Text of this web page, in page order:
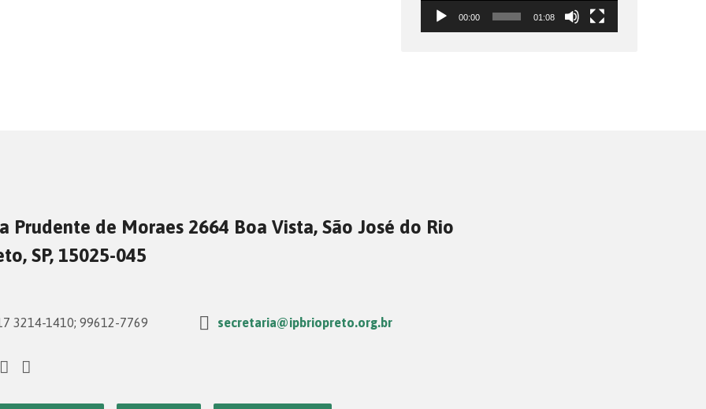
00:00 01:08
Prudente de Moraes 2664 Boa Vista, São José do Rio
SP, 15025-045
3214-1410; 99612-7769 secretaria@ipbriopreto.org.br